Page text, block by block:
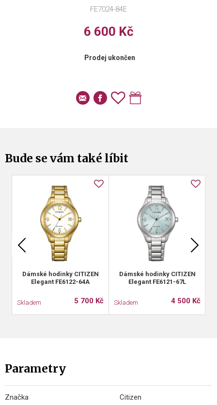
FE7024-84E
6 600 Kč
Prodej ukončen
Bude se vám také líbit
Dámské hodinky CITIZEN
Elegant FE6122-64A
Skladem 5 700 Kč
Dámské hodinky CITIZEN
Elegant FE6121-67L
Skladem 4 500 Kč
Parametry
Značka
Citizen